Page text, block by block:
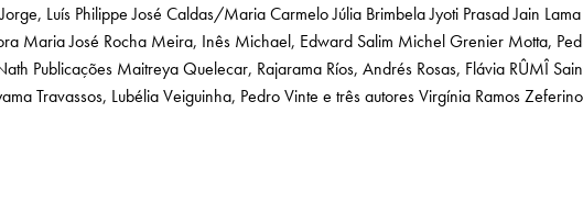
Jorge, Luís Philippe José Caldas/Maria CarmeloJúlia BrimbelaJyoti Prasad Jain
Maria José Rocha Meira, Inês Michael, Edward Salim Michel Grenier Motta,
Publicações MaitreyaQuelecar, Rajarama Ríos, Andrés Rosas, Flávia RÛMÎ
Travassos, LubéliaVeiguinha, PedroVinte e três autoresVirgínia Ramos